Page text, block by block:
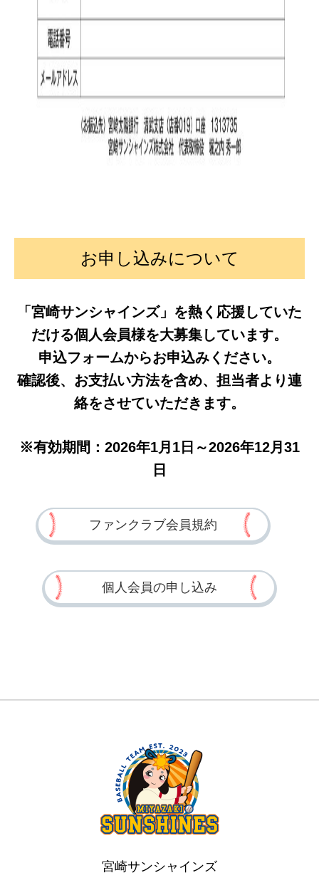
お申し込みについて
「宮崎サンシャインズ」を熱く応援していた
だける個人会員様を大募集しています。
申込フォームからお申込みください。
確認後、お支払い方法を含め、担当者より連
絡をさせていただきます。
※有効期間：2026年1月1日～2026年12月31
日
ファンクラブ会員規約
個人会員の申し込み
宮崎サンシャインズ